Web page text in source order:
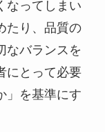
なってしまい
たり、品質の
なバランスを
にとって必要
」を基準にす